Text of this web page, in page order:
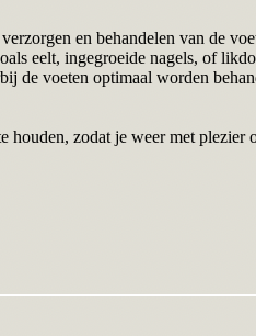
en behandelen van de
eelt, ingegroeide nagels, of
de voeten optimaal worden
houden, zodat je weer met plezier